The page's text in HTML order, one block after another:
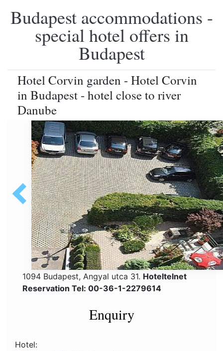
Budapest accommodations -
special hotel offers in
Budapest
Hotel Corvin garden - Hotel Corvin
in Budapest - hotel close to river
Danube
1094 Budapest, Angyal utca 31. Hoteltelnet
Reservation Tel: 00-36-1-2279614
Enquiry
Hotel: